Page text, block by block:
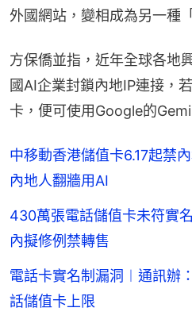
外國網站，變相成為另一種
方保僑並指，近年全球各地
國AI企業封鎖內地IP連接，
卡，便可使用Google的
中移動香港儲值卡6.17起禁
內地人翻牆用AI
430萬張電話儲值卡未符實
內擬修例禁轉售
電話卡實名制漏洞︱通訊
話儲值卡上限